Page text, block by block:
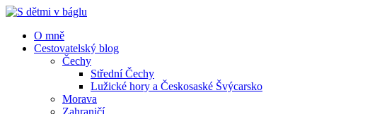
Menu
Menu
O mně
Cestovatelský blog
Čechy
Střední Čechy
Lužické hory a Českosaské Švýcarsko
Morava
Zahraničí